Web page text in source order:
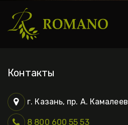
Контакты
г. Казань, пр. А.
8 800 600 55 53